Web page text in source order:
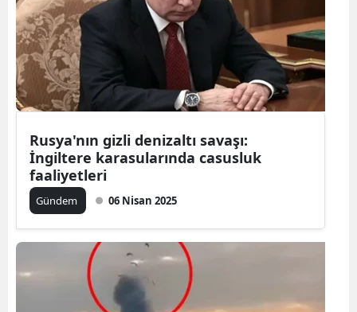
Rusya'nın gizli denizaltı savaşı:
İngiltere karasularında casusluk
faaliyetleri
Gündem 06 Nisan 2025